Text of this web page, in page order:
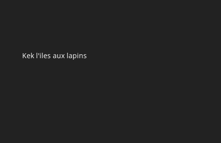
Kek l'iles aux lapins